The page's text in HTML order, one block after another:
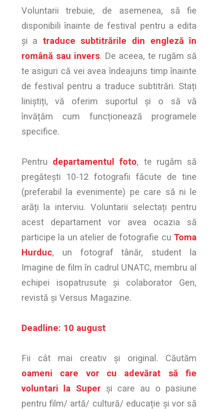
Voluntarii trebuie, de asemenea, să fie
disponibili înainte de festival pentru a edita
și a traduce subtitrările din engleză în
română sau invers. De aceea, te rugăm să
te asiguri că vei avea îndeajuns timp înainte
de festival pentru a traduce subtitrări. Stați
liniștiți, vă oferim suportul și o să vă
învățăm cum funcționează programele
specifice.
Pentru departamentul foto, te rugăm să
pregătești 10-12 fotografii făcute de tine
(preferabil la evenimente) pe care să ni le
arăți la interviu. Voluntarii selectați pentru
acest departament vor avea ocazia să
participe la un atelier de fotografie cu Toma
Hurduc, un fotograf tânăr, student la
Imagine de film în cadrul UNATC, membru al
echipei isopatrusute și colaborator Gen,
revistă și Versus Magazine.
Deadline: 10 august
Fii cât mai creativ și original. Căutăm
oameni care vor cu adevărat să fie
voluntari la Superși care au o pasiune
pentru film/ artă/ cultură/ educație și vor să